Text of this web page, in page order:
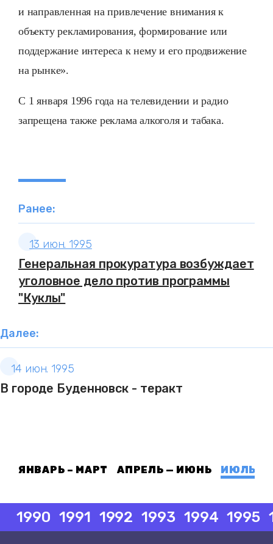
и направленная на привлечение внимания к
объекту рекламирования, формирование или
поддержание интереса к нему и его продвижение
на рынке».
С 1 января 1996 года на телевидении и радио
запрещена также реклама алкоголя и табака.
Ранее:
13 июн. 1995
Генеральная прокуратура возбуждает
уголовное дело против программы
"Куклы"
Далее:
14 июн. 1995
В городе Буденновск - теракт
ЯНВАРЬ – МАРТ АПРЕЛЬ — ИЮНЬ ИЮЛЬ —
1990 1991 1992 1993 1994 1995